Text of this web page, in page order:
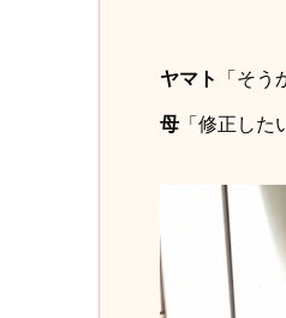
ヤマト 「そう
母「修正した